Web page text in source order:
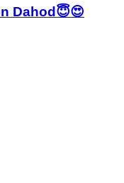
Dahod😇😍